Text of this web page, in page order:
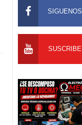
SIGUENOS
SUSCRIBE